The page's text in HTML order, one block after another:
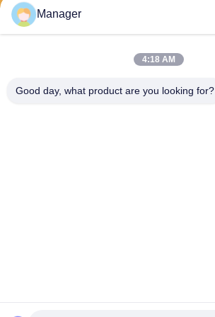
Manager
4:18 AM
Good day, what product are you looking for?